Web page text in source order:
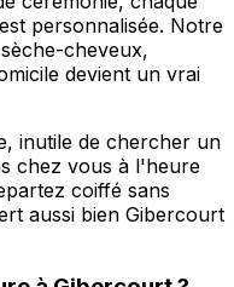
personnalisée. Notre
cheveux,
devient un vrai
inutile de chercher un
chez vous à l'heure
coiffé sans
aussi bien Gibercourt